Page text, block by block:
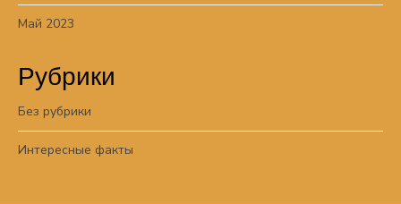
Май 2023
Рубрики
Без рубрики
Интересные факты